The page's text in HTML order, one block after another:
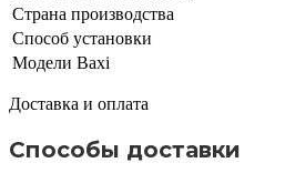
Страна производства
Способ установки
Модели Baxi
Доставка и оплата
Способы доставки